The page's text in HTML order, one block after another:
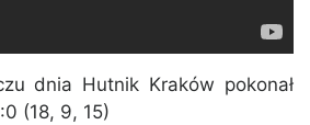
dnia Hutnik Kraków pokonał
(18, 9, 15)